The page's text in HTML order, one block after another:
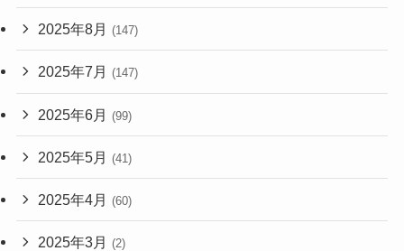
2025年8月 (147)
2025年7月 (147)
2025年6月 (99)
2025年5月 (41)
2025年4月 (60)
2025年3月 (2)